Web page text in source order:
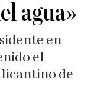
agua»
en
el
de